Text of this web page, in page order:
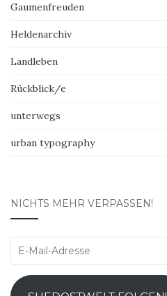
Gaumenfreuden
Heldenarchiv
Landleben
Rückblick/e
unterwegs
urban typography
NICHTS MEHR VERPASSEN!
E-
Adresse